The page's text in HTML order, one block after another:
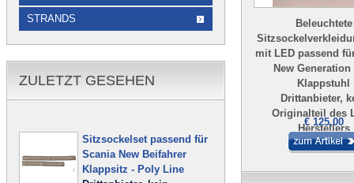
Beleuchtete
mit LED passend
New Generation
Klappstuhl
Drittanbieter,
Originalteil des
Herstellers
€ 125,00
STRANDS
ZULETZT GESEHEN
Sitzsockelset passend für
Scania New Beifahrer
Klappsitz - Poly Line